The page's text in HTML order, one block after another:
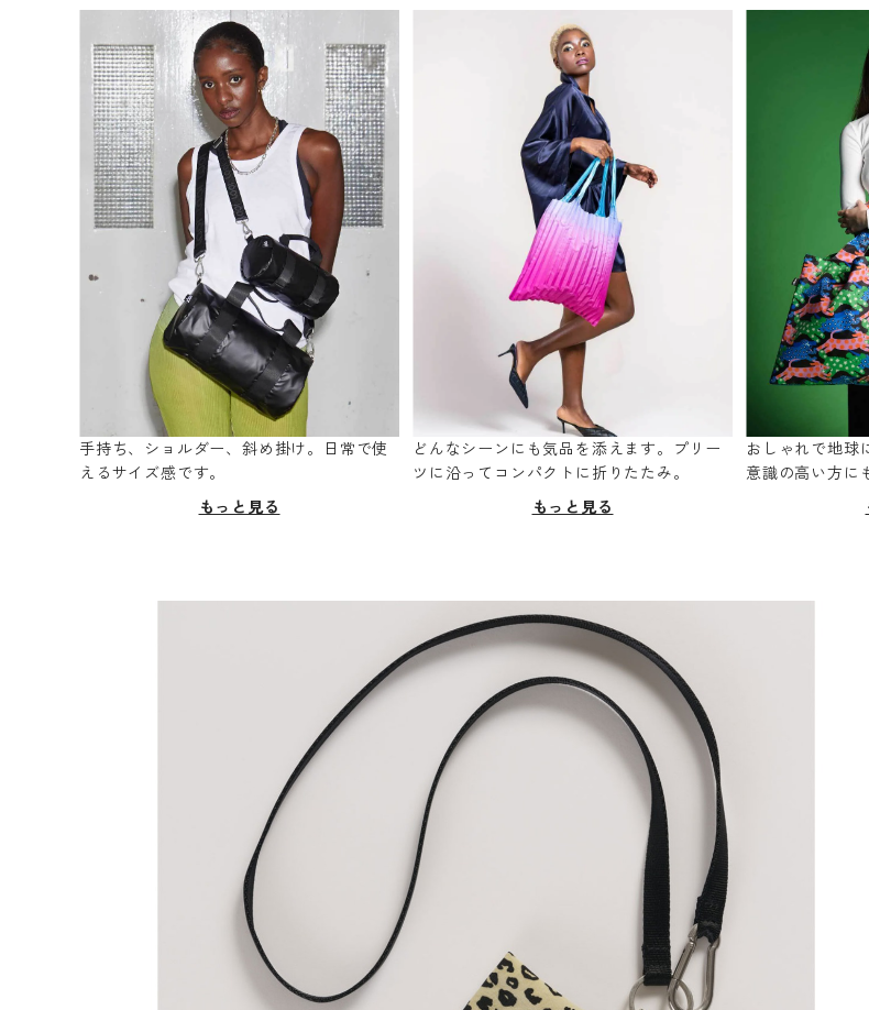
手持ち、ショルダー、斜め掛け。日常で使
えるサイズ感です。
もっと見る
どんなシーンにも気品を添えます。プリー
ツに沿ってコンパクトに折りたたみ。
もっと見る
おしゃれで地球
意識の高い方に